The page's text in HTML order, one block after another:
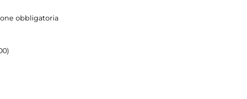
obbligatoria